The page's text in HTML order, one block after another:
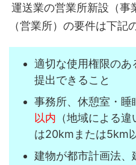
運送業の営業所新設（事
（営業所）の要件は下記
適切な使用権限の
提出できること
事務所、休憩室・睡
以内 （地域による
は20kmまたは5km
建物が都市計画法